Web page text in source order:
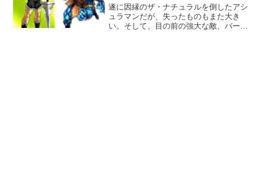
遂に因縁のザ・ナチュラルを倒したアシ
ュラマンだが、失ったものもまた大き
い。そして、目の前の強大な敵、バーザ